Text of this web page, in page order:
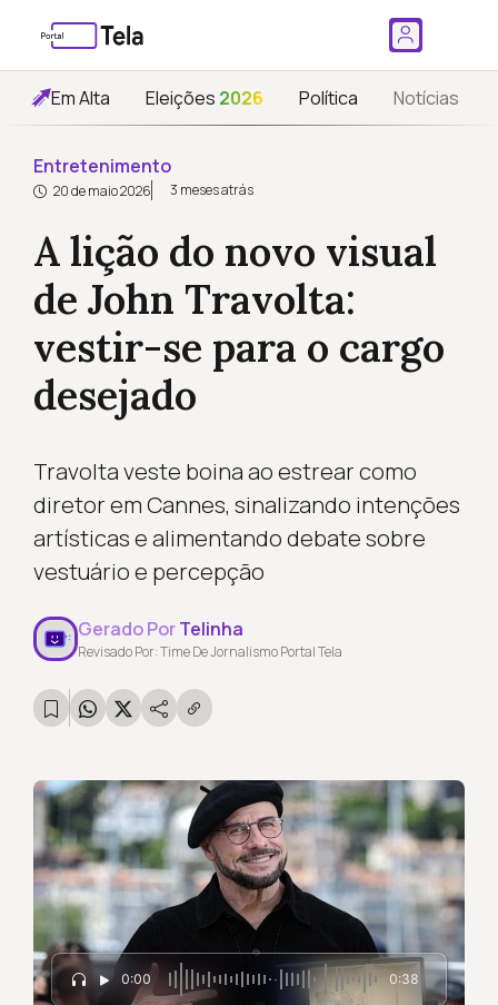
Em Alta Eleições 2026 Política Notícias
Entretenimento
20 de maio 2026 3 meses atrás
A lição do novo visual
de John Travolta:
vestir-se para o cargo
desejado
Travolta veste boina ao estrear como
diretor em Cannes, sinalizando intenções
artísticas e alimentando debate sobre
vestuário e percepção
Gerado PorTelinha
Revisado Por: Time De Jornalismo Portal Tela
0:00 0:38